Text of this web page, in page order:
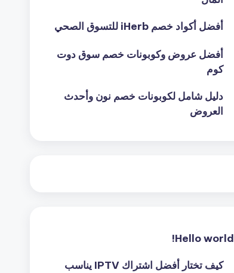
أفضل أكواد خصم iHerb للتسوق الصحي
أفضل عروض وكوبونات خصم سوق دوت
كوم
دليل شامل لكوبونات خصم نون وأحدث
العروض
Hello world!
كيف تختار أفضل اشتراك IPTV يناسب